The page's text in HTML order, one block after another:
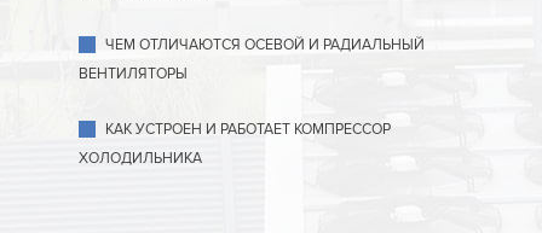
ЧЕМ ОТЛИЧАЮТСЯ ОСЕВОЙ И РАДИАЛЬНЫЙ
ВЕНТИЛЯТОРЫ
КАК УСТРОЕН И РАБОТАЕТ КОМПРЕССОР
ХОЛОДИЛЬНИКА